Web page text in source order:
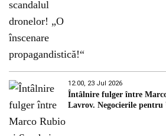
12:00, 23 Jul 2026
Întâlnire fulger între
Lavrov. Negocierile